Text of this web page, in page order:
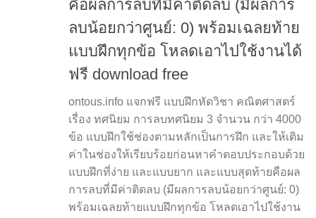
คือผลการลบที่มีค่าติดลบ (มีผลการ
ลบน้อยกว่าศูนย์: 0) พร้อมเฉลยท้าย
แบบฝึกทุกข้อ โหลดเอาไปใช้งานได้
ฟรี download free
ontous.info แจกฟรี แบบฝึกหัดวิชา คณิตศาสตร์
เรื่อง ทศนิยม การลบทศนิยม 3 จำนวน กว่า 4000
ข้อ แบบฝึกใช้ช่องตามหลักเป็นการฝึก และให้เติม
ค่าในช่องให้เรียบร้อยก่อนหาคำตอบประกอบด้วย
แบบฝึกที่ง่าย และแบบยาก และแบบสุดท้ายคือผล
การลบที่มีค่าติดลบ (มีผลการลบน้อยกว่าศูนย์: 0)
พร้อมเฉลยท้ายแบบฝึกทุกข้อ โหลดเอาไปใช้งาน